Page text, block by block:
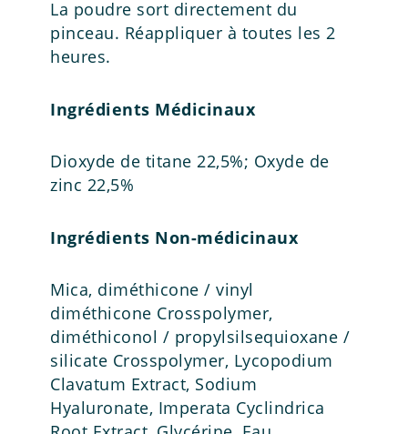
La poudre sort directement du
pinceau. Réappliquer à toutes les 2
heures.
Ingrédients Médicinaux
Dioxyde de titane 22,5%; Oxyde de
zinc 22,5%
Ingrédients Non-médicinaux
Mica, diméthicone / vinyl
diméthicone Crosspolymer,
diméthiconol / propylsilsequioxane /
silicate Crosspolymer, Lycopodium
Clavatum Extract, Sodium
Hyaluronate, Imperata Cyclindrica